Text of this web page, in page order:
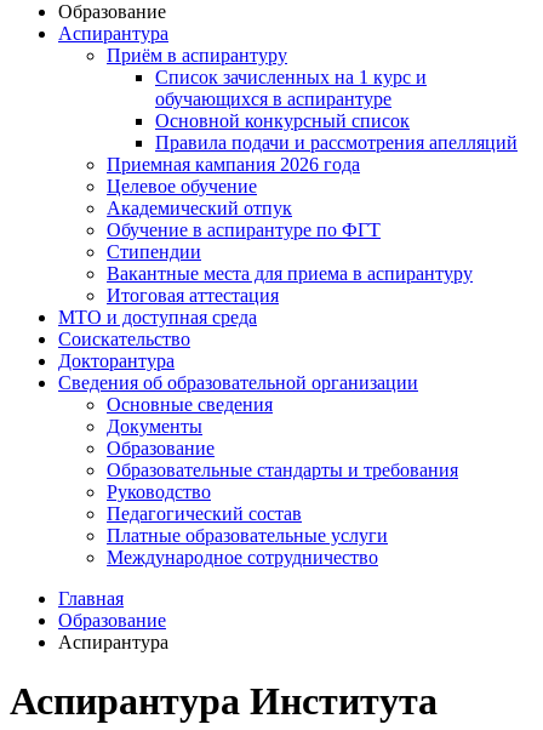
Образование
Аспирантура
Приём в аспирантуру
Список зачисленных на 1 курс и
обучающихся в аспирантуре
Основной конкурсный список
Правила подачи и рассмотрения апелляций
Приемная кампания 2026 года
Целевое обучение
Академический отпук
Обучение в аспирантуре по ФГТ
Стипендии
Вакантные места для приема в аспирантуру
Итоговая аттестация
МТО и доступная среда
Соискательство
Докторантура
Сведения об образовательной организации
Основные сведения
Документы
Образование
Образовательные стандарты и требования
Руководство
Педагогический состав
Платные образовательные услуги
Международное сотрудничество
Главная
Образование
Аспирантура
Аспирантура Института